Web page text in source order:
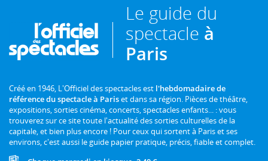
Le guide du
spectacle à
Paris
Créé en 1946, L'Officiel des spectacles est l'hebdomadaire de
référence du spectacle à Pariset dans sa région. Pièces de théâtre,
expositions, sorties cinéma, concerts, spectacles enfants... : vous
trouverez sur ce site toute l'actualité des sorties culturelles de la
capitale, et bien plus encore ! Pour ceux qui sortent à Paris et ses
environs, c'est aussi le guide papier pratique, précis, fiable et complet.